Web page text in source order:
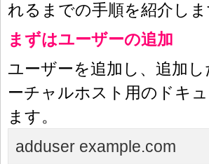
れるまでの手順を紹介しま
まずはユーザーの追加
ユーザーを追加し、追加
ーチャルホスト用のドキ
ます。
adduser example.com